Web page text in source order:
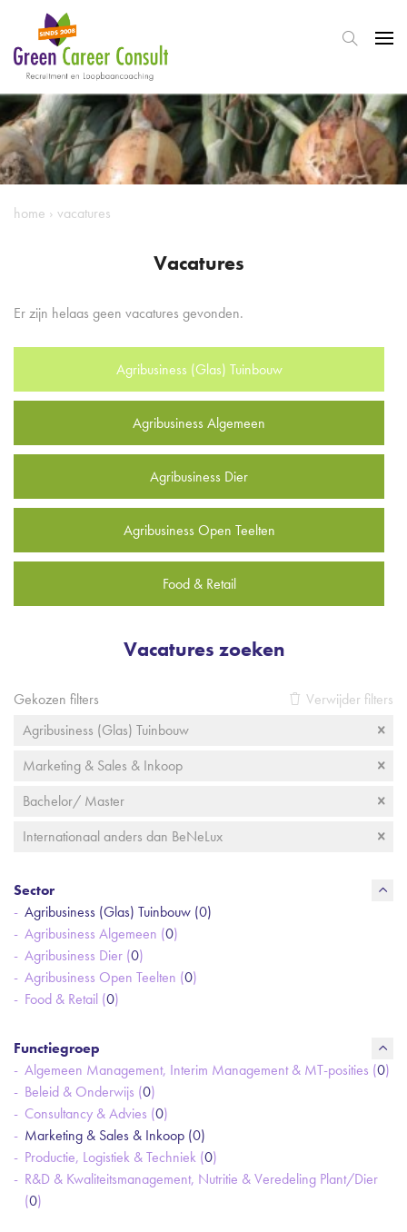
home › vacatures
Vacatures
Er zijn helaas geen vacatures gevonden.
Agribusiness (Glas) Tuinbouw
Agribusiness Algemeen
Agribusiness Dier
Agribusiness Open Teelten
Food & Retail
Vacatures zoeken
Gekozen filters
Verwijder filters
Agribusiness (Glas) Tuinbouw
Marketing & Sales & Inkoop
Bachelor/ Master
Internationaal anders dan BeNeLux
Sector
Agribusiness (Glas) Tuinbouw (0)
Agribusiness Algemeen (0)
Agribusiness Dier (0)
Agribusiness Open Teelten (0)
Food & Retail (0)
Functiegroep
Algemeen Management, Interim Management & MT-posities (0)
Beleid & Onderwijs (0)
Consultancy & Advies (0)
Marketing & Sales & Inkoop (0)
Productie, Logistiek & Techniek (0)
R&D & Kwaliteitsmanagement, Nutritie & Veredeling Plant/Dier
(0)